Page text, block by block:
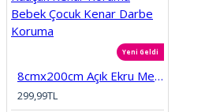
Yeni Geldi
8cmx200cm Açık Ekru Meva Kendinden Yapışkanlı Kauçuk Kenar Koruma Bebek Çocuk Kenar Darbe Koruma
299,99TL